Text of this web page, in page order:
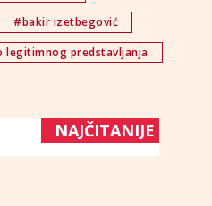
#bakir izetbegović
legitimnog predstavljanja
NAJČITANIJE